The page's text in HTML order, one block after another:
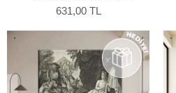
Kanvas Tablo
631,00 TL